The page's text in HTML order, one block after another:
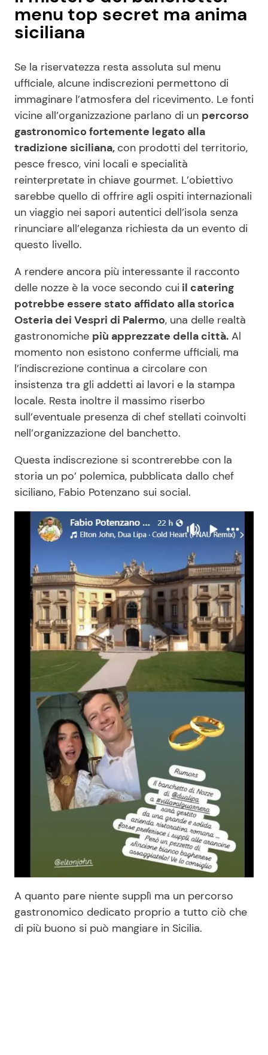
menu top secret ma anima
siciliana
Se la riservatezza resta assoluta sul menu
ufficiale, alcune indiscrezioni permettono di
immaginare l’atmosfera del ricevimento. Le fonti
vicine all’organizzazione parlano di un percorso
gastronomico fortemente legato alla
tradizione siciliana, con prodotti del territorio,
pesce fresco, vini locali e specialità
reinterpretate in chiave gourmet. L’obiettivo
sarebbe quello di offrire agli ospiti internazionali
un viaggio nei sapori autentici dell’isola senza
rinunciare all’eleganza richiesta da un evento di
questo livello.
A rendere ancora più interessante il racconto
delle nozze è la voce secondo cui il catering
potrebbe essere stato affidato alla storica
Osteria dei Vespri di Palermo, una delle realtà
gastronomiche più apprezzate della città. Al
momento non esistono conferme ufficiali, ma
l’indiscrezione continua a circolare con
insistenza tra gli addetti ai lavori e la stampa
locale. Resta inoltre il massimo riserbo
sull’eventuale presenza di chef stellati coinvolti
nell’organizzazione del banchetto.
Questa indiscrezione si scontrerebbe con la
storia un po’ polemica, pubblicata dallo chef
siciliano, Fabio Potenzano sui social.
A quanto pare niente supplì ma un percorso
gastronomico dedicato proprio a tutto ciò che
di più buono si può mangiare in Sicilia.